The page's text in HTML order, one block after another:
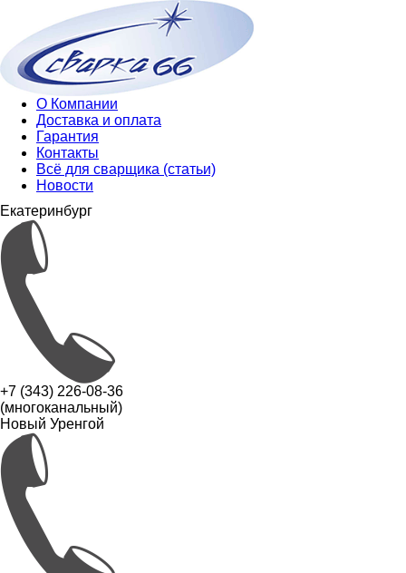
О Компании
Доставка и оплата
Гарантия
Контакты
Всё для сварщика (статьи)
Новости
Екатеринбург
+7 (343) 226-08-36
(многоканальный)
Новый Уренгой